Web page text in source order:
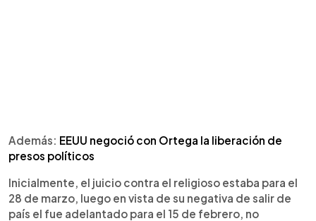
Además: EEUU negoció con Ortega la liberación de
presos políticos
Inicialmente, el juicio contra el religioso estaba para el
28 de marzo, luego en vista de su negativa de salir de
país el fue adelantado para el 15 de febrero, no